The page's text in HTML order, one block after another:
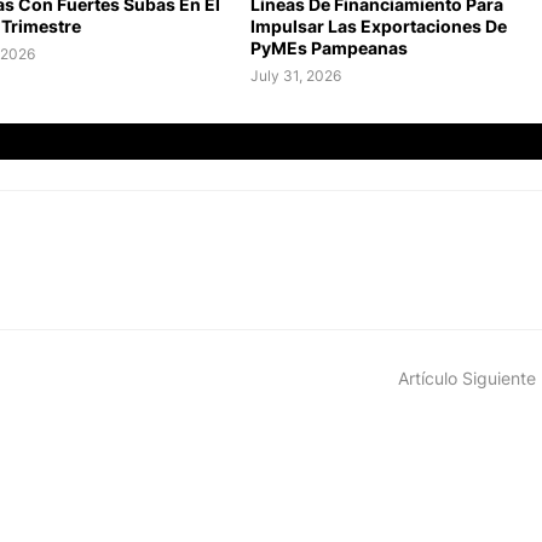
Con Fuertes Subas En El
Líneas De Financiamiento Para
Impulsar Las Exportaciones De
PyMEs Pampeanas
July 31, 2026
Artículo Siguiente